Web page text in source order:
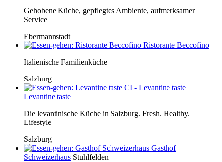
Gehobene Küche, gepflegtes Ambiente, aufmerksamer
Service
Ebermannstadt
Ristorante Beccofino
Italienische Familienküche
Salzburg
Levantine taste
Die levantinische Küche in Salzburg. Fresh. Healthy.
Lifestyle
Salzburg
Gasthof
Schweizerhaus Stuhlfelden